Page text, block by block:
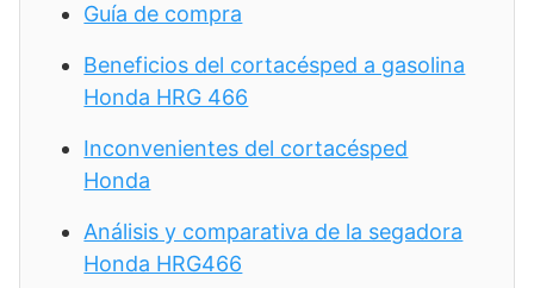
Guía de compra
Beneficios del cortacésped a gasolina
Honda HRG 466
Inconvenientes del cortacésped
Honda
Análisis y comparativa de la segadora
Honda HRG466